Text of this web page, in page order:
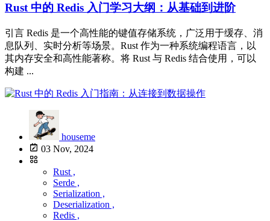
Rust 中的 Redis 入门学习大纲：从基础到进阶
引言 Redis 是一个高性能的键值存储系统，广泛用于缓存、消
息队列、实时分析等场景。Rust 作为一种系统编程语言，以
其内存安全和高性能著称。将 Rust 与 Redis 结合使用，可以
构建 ...
houseme
03 Nov, 2024
Rust ,
Serde ,
Serialization ,
Deserialization ,
Redis ,